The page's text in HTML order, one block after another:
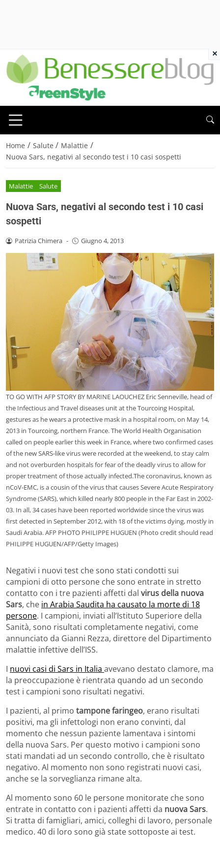
Home / Salute / Malattie /
Nuova Sars, negativi al secondo test i 10 casi sospetti
Malattie Salute
Nuova Sars, negativi al secondo test i 10 casi
sospetti
Patrizia Chimera - Giugno 4, 2013
TO GO WITH AFP STORY BY MARINE LAOUCHEZ Eric Senneville, head of
the Infectious and Travel diseases unit at the Tourcoing Hospital,
gestures as he wears a protective mask in a hospital room, on May 14,
2013 in Tourcoing, northern France. The World Health Organisation
called on people earlier this week in France, where two confirmed cases
of the new SARS-like virus were recorded at the weekend, to stay calm
and not overburden hospitals for fear of the deadly virus to allow for
proper treatment of those actually infected.The coronavirus, known as
nCoV-EMC, is a cousin of the virus that causes Severe Acute Respiratory
Syndrome (SARS), which killed nearly 800 people in the Far East in 2002-
03. In all, 34 cases have been reported worldwide since the virus was
first detected in September 2012, with 18 of the victims dying, mostly in
Saudi Arabia. AFP PHOTO PHILIPPE HUGUEN (Photo credit should read
PHILIPPE HUGUEN/AFP/Getty Images)
Negativi i nuovi test che sono stati condotti sui
campioni di otto persone che sono entrate in stretto
contatto con i tre pazienti affetti dal virus della nuova
Sars, che in Arabia Saudita ha causato la morte di 18
persone. I campioni, inviati all’Istituto Superiore della
Sanità, sono risultati completamente negativi, come
annunciato da Gianni Rezza, direttore del Dipartimento
malattie infettive dell’ISS.
I nuovi casi di Sars in Italia avevano destato clamore, ma
la preoccupazione è rientrata quando ad un secondo
test i campioni sono risultati negativi.
I pazienti, al primo tampone faringeo, erano risultati
positivi, ma gli infettologi non erano convinti, dal
momento che nessun paziente lamentava i sintomi
della nuova Sars. Per questo motivo i campioni sono
stati mandati ad un secondo controllo, che è risultato
negativo. Al momento non sono registrati nuovi casi,
anche se la sorveglianza rimane alta.
Al momento sono 60 le persone monitorate che sono
entrate in contatto con i pazienti affetti da nuova Sars.
Si tratta di famigliari, amici, colleghi di lavoro, personale
medico. 40 di loro sono già state sottoposte ai test.
×